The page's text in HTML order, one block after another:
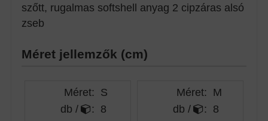
szőtt, rugalmas softshell anyag 2 cipzáras alsó
zseb
Méret jellemzők (cm)
Méret: S
db /
: 8
Méret: M
db /
: 8